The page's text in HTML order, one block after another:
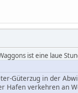
ist eine laue
Güterzug in der
Hafen verkehren an